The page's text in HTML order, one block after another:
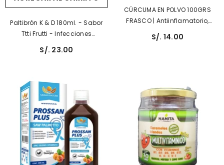
Paltibrón K & D 180ml. - Sabor
Ttti Frutti - Infecciones
Respiratorias
S/. 23.00
CÚRCUMA EN POLVO 100GRS
FRASCO | Antiinflamatorio,
Antioxidante, Articulaciones,
Hígado, Anticancerígeno,
S/. 14.00